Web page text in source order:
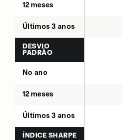
12 meses
Últimos 3 anos
DESVIO
PADRÃO
No ano
12 meses
Últimos 3 anos
ÍNDICE SHARPE